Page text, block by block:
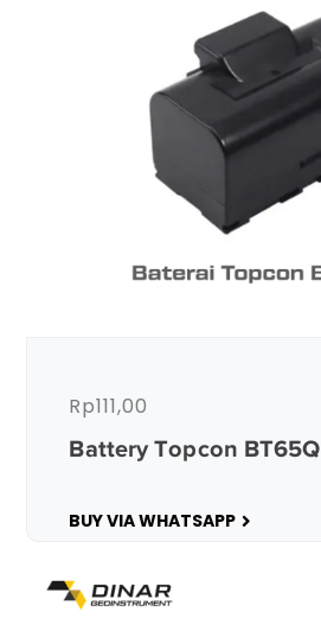
Battery Topcon BT65Q
Rp111,00
BUY VIA WHATSAPP